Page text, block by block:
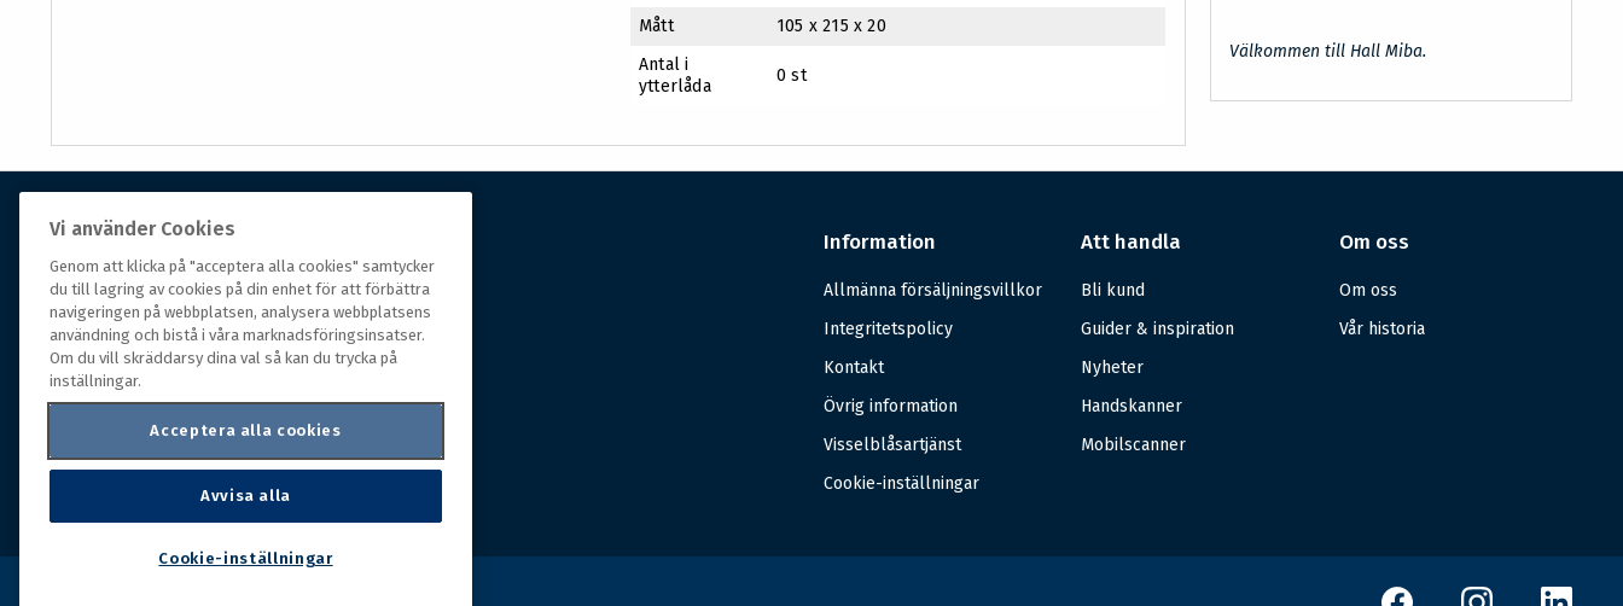
Mått
105 x 215 x 20
Antal i
ytterlåda
0 st
Välkommen till Hall Miba.
Om Hall Miba
Hall Miba är grossisten som funnits på marknaden i
över 150 år. Från huvudkontoret i småländska Växjö
styrs hela organisationen, som erbjuder prisvärda
produkter till kunder i rörelse.
Information
Allmänna försäljningsvillkor
Integritetspolicy
Kontakt
Övrig information
Visselblåsartjänst
Cookie-inställningar
Att handla
Bli kund
Guider & inspiration
Nyheter
Handskanner
Mobilscanner
Om oss
Om oss
Vår historia
Vi använder Cookies
Genom att klicka på "acceptera alla cookies" samtycker
du till lagring av cookies på din enhet för att förbättra
navigeringen på webbplatsen, analysera webbplatsens
användning och bistå i våra marknadsföringsinsatser.
Om du vill skräddarsy dina val så kan du trycka på
inställningar.
Acceptera alla cookies
Avvisa alla
Cookie-inställningar